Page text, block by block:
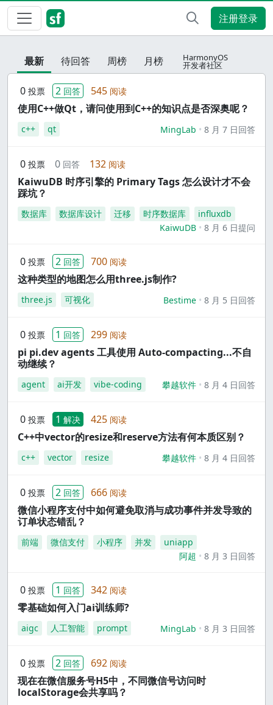
注册登录
最新 待回答 周榜 月榜 HarmonyOS
开发者社区
0 投票 2 回答 545 阅读
使用C++做Qt，请问使用到C++的知识点是否深奥呢？
c++ qt MingLab 8 月 7 日回答
0 投票 0 回答 132 阅读
KaiwuDB 时序引擎的 Primary Tags 怎么设计才不会
踩坑？
数据库 数据库设计 迁移 时序数据库
influxdb
KaiwuDB
8 月 6 日提问
0 投票 2 回答 700 阅读
这种类型的地图怎么用three.js制作?
three.js 可视化 Bestime 8 月 5 日回答
0 投票 1 回答 299 阅读
pi pi.dev agents 工具使用 Auto-compacting...不自
动继续？
agent ai开发 vibe-coding 攀越软件 8 月 4 日回答
0 投票 1 解决 425 阅读
C++中vector的resize和reserve方法有何本质区别？
c++ vector resize 攀越软件 8 月 4 日回答
0 投票 2 回答 666 阅读
微信小程序支付中如何避免取消与成功事件并发导致的
订单状态错乱？
前端 微信支付 小程序 并发
uniapp
阿超
8 月 3 日回答
0 投票 1 回答 342 阅读
零基础如何入门ai训练师?
aigc 人工智能 prompt MingLab 8 月 3 日回答
0 投票 2 回答 692 阅读
现在在微信服务号H5中，不同微信号访问时
localStorage会共享吗？